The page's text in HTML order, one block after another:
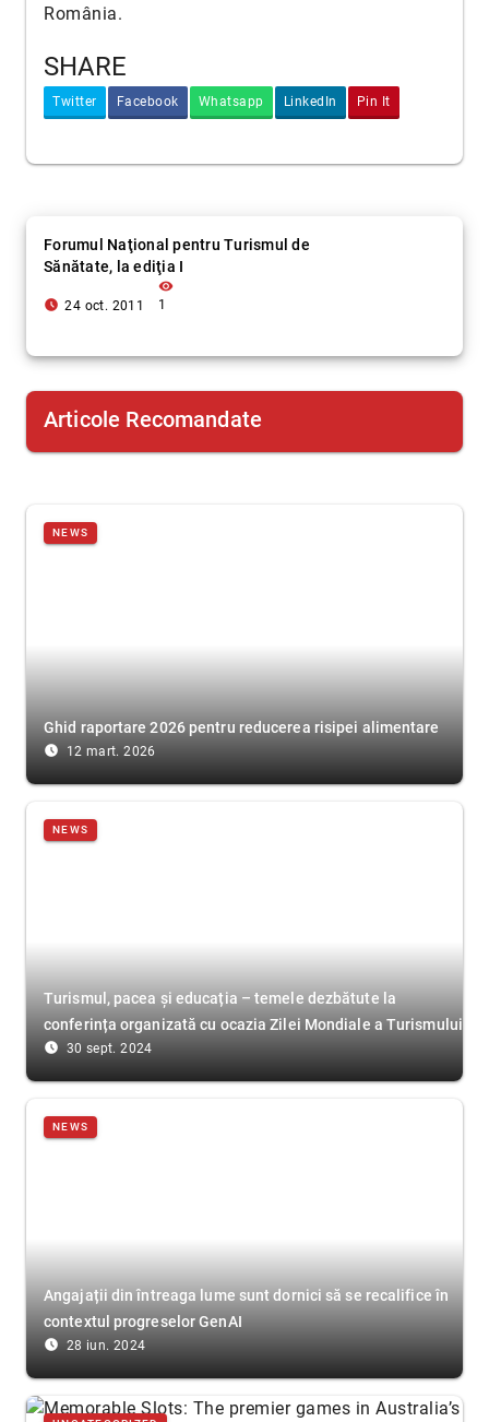
România.
SHARE
Twitter Facebook Whatsapp LinkedIn Pin It
Forumul Naţional pentru Turismul de
Sănătate, la ediţia I
access_time_filled 24 oct. 2011
visibility
1
Articole Recomandate
NEWS
Ghid raportare 2026 pentru reducerea risipei alimentare
access_time_filled 12 mart. 2026
NEWS
Turismul, pacea și educația – temele dezbătute la
conferința organizată cu ocazia Zilei Mondiale a Turismului
access_time_filled 30 sept. 2024
NEWS
Angajații din întreaga lume sunt dornici să se recalifice în
contextul progreselor GenAI
access_time_filled 28 iun. 2024